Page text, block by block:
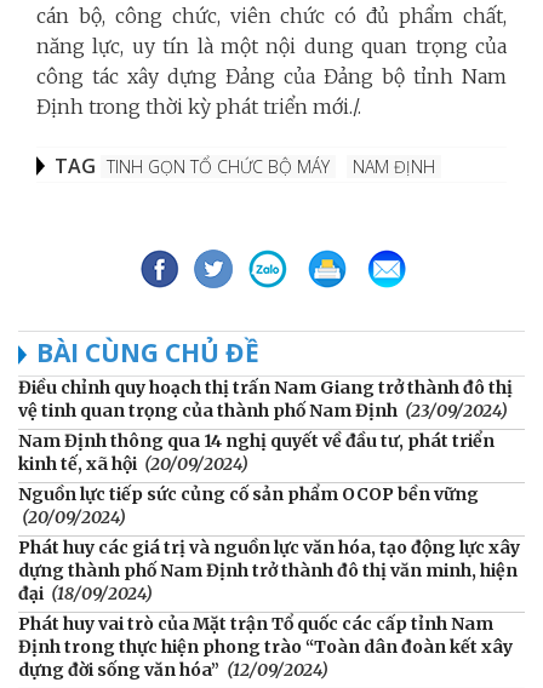
cán bộ, công chức, viên chức có đủ phẩm chất,
năng lực, uy tín là một nội dung quan trọng của
công tác xây dựng Đảng của Đảng bộ tỉnh Nam
Định trong thời kỳ phát triển mới./.
TAG TINH GỌN TỔ CHỨC BỘ MÁY NAM ĐỊNH
BÀI CÙNG CHỦ ĐỀ
Điều chỉnh quy hoạch thị trấn Nam Giang trở thành đô thị
vệ tinh quan trọng của thành phố Nam Định (23/09/2024)
Nam Định thông qua 14 nghị quyết về đầu tư, phát triển
kinh tế, xã hội (20/09/2024)
Nguồn lực tiếp sức củng cố sản phẩm OCOP bền vững
(20/09/2024)
Phát huy các giá trị và nguồn lực văn hóa, tạo động lực xây
dựng thành phố Nam Định trở thành đô thị văn minh, hiện
đại (18/09/2024)
Phát huy vai trò của Mặt trận Tổ quốc các cấp tỉnh Nam
Định trong thực hiện phong trào “Toàn dân đoàn kết xây
dựng đời sống văn hóa” (12/09/2024)